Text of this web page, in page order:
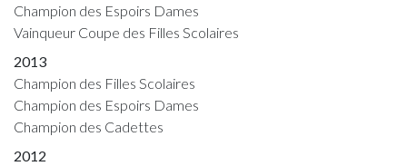
Champion des Espoirs Dames
Vainqueur Coupe des Filles Scolaires
2013
Champion des Filles Scolaires
Champion des Espoirs Dames
Champion des Cadettes
2012